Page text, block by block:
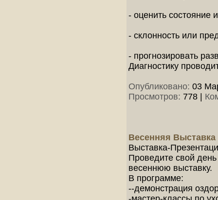
- оценить состояние
- склонность или
- прогнозировать
Диагностику
Опубликовано: 03
Просмотров: 778
Весенняя Выставка
Выставка-
Проведите свой
весеннюю выставку.
В программе:
--демонстрация